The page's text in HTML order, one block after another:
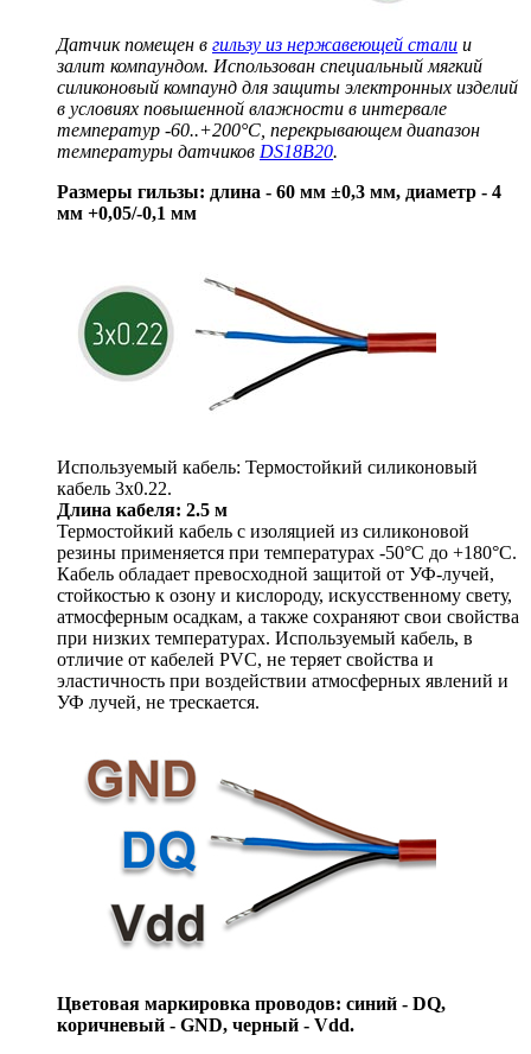
Датчик помещен в гильзу из нержавеющей стали и
залит компаундом. Использован специальный мягкий
силиконовый компаунд для защиты электронных изделий
в условиях повышенной влажности в интервале
температур -60..+200°C, перекрывающем диапазон
температуры датчиков DS18B20.
Размеры гильзы: длина - 60 мм ±0,3 мм, диаметр - 4
мм +0,05/-0,1 мм
Используемый кабель: Термостойкий силиконовый
кабель 3x0.22.
Длина кабеля: 2.5 м
Термостойкий кабель с изоляцией из силиконовой
резины применяется при температурах -50°C до +180°C.
Кабель обладает превосходной защитой от УФ-лучей,
стойкостью к озону и кислороду, искусственному свету,
атмосферным осадкам, а также сохраняют свои свойства
при низких температурах. Используемый кабель, в
отличие от кабелей PVC, не теряет свойства и
эластичность при воздействии атмосферных явлений и
УФ лучей, не трескается.
Цветовая маркировка проводов: синий - DQ,
коричневый - GND, черный - Vdd.